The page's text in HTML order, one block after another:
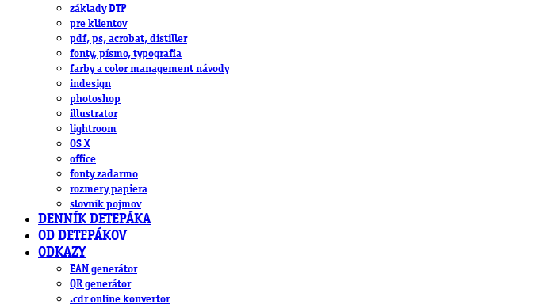
základy DTP
pre klientov
pdf, ps, acrobat, distiller
fonty, písmo, typografia
farby a color management návody
indesign
photoshop
illustrator
lightroom
OS X
office
fonty zadarmo
rozmery papiera
slovník pojmov
DENNÍK DETEPÁKA
OD DETEPÁKOV
ODKAZY
EAN generátor
QR generátor
.cdr online konvertor